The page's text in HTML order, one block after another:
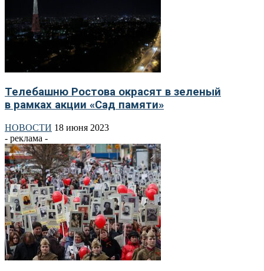
Телебашню Ростова окрасят в зеленый
в рамках акции «Сад памяти»
НОВОСТИ 18 июня 2023
- реклама -